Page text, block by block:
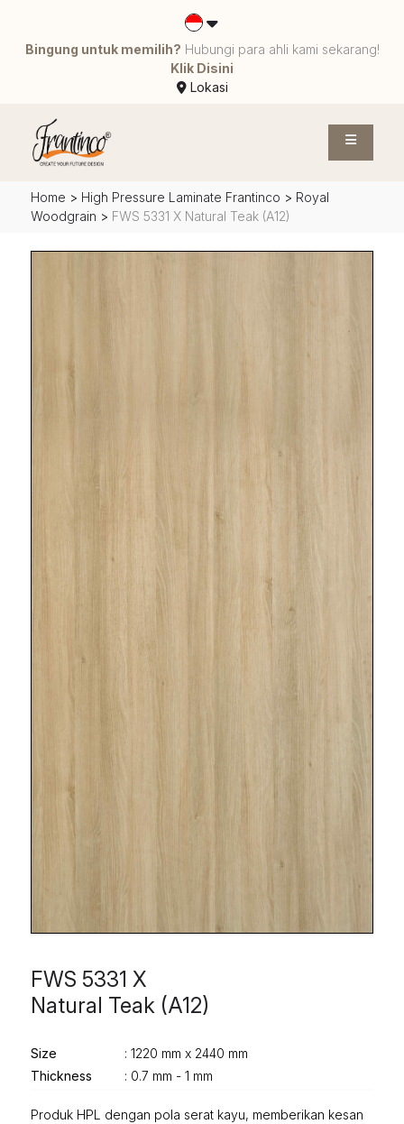
Bingung untuk memilih? Hubungi para ahli kami sekarang!
Klik Disini
Lokasi
Home > High Pressure Laminate Frantinco > Royal
Woodgrain > FWS 5331 X Natural Teak (A12)
FWS 5331 X
Natural Teak (A12)
Size
: 1220 mm x 2440 mm
Thickness
: 0.7 mm - 1 mm
Produk HPL dengan pola serat kayu, memberikan kesan